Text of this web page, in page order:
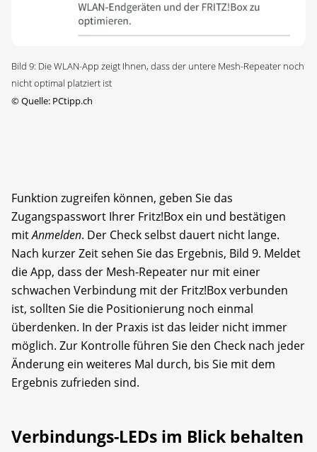
Bild 9: Die WLAN-App zeigt Ihnen, dass der untere Mesh-Repeater noch
nicht optimal platziert ist
©Quelle: PCtipp.ch
Funktion zugreifen können, geben Sie das
Zugangspasswort Ihrer Fritz!Box ein und bestätigen
mitAnmelden. Der Check selbst dauert nicht lange.
Nach kurzer Zeit sehen Sie das Ergebnis, Bild 9. Meldet
die App, dass der Mesh-Repeater nur mit einer
schwachen Verbindung mit der Fritz!Box verbunden
ist, sollten Sie die Positionierung noch einmal
überdenken. In der Praxis ist das leider nicht immer
möglich. Zur Kontrolle führen Sie den Check nach jeder
Änderung ein weiteres Mal durch, bis Sie mit dem
Ergebnis zufrieden sind.
Verbindungs-LEDs im Blick behalten